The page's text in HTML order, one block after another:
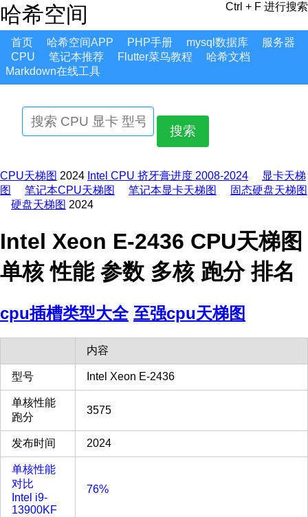
哈希空间 Ctrl + F 进行搜索
首页 哈希空间APP PHP手册 mysql数据库
服务器
CPU
笔记本推荐 Flutter菜鸟教程
哈希文档
Markdown在线工具
搜索
CPU天梯图 2024 Intel CPU 挤牙膏进度 2008-2024
显卡天梯
图
笔记本CPU天梯图 笔记本显卡天梯图
固态硬盘天梯图
硬盘天梯图 2024
Intel Xeon E-2436 CPU天梯图
单核 性能 参数 多核 跑分 排名
cpu插槽类型大全 至强cpu天梯图
内容
型号 Intel Xeon E-2436
单核性能
跑分
3575
发布时间 2024
单核性能
对比
Intel i9-
13900KF
76%